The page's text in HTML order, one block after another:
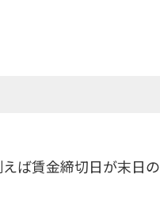
ば賃金締切日が末日